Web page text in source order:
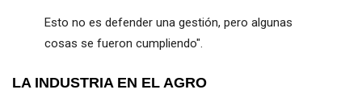
Esto no es defender una gestión, pero algunas
cosas se fueron cumpliendo".
LA INDUSTRIA EN EL AGRO